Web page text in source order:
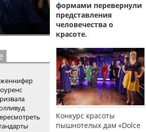
пїЅпїЅпїЅпїЅпїЅпїЅпїЅпїЅпїЅпїЅ
формами перевернули
представления
человечества о
красоте.
Конкурс красоты
пышнотелых дам «Dolce